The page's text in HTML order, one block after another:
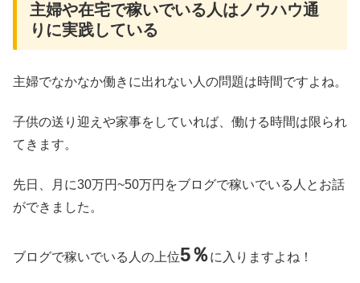
主婦や在宅で稼いでいる人はノウハウ通
りに実践している
主婦でなかなか働きに出れない人の問題は時間ですよね。
子供の送り迎えや家事をしていれば、働ける時間は限られ
てきます。
先日、月に30万円~50万円をブログで稼いでいる人とお話
ができました。
ブログで稼いでいる人の上位5％に入りますよね！